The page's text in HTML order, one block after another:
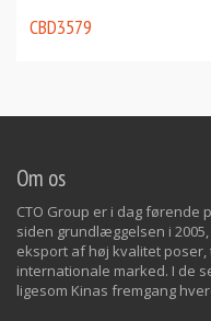
CBD3579
Om os
CTO Group er i dag førende
siden grundlæggelsen i
eksport af høj kvalitet
internationale marked. I de
ligesom Kinas fremgang